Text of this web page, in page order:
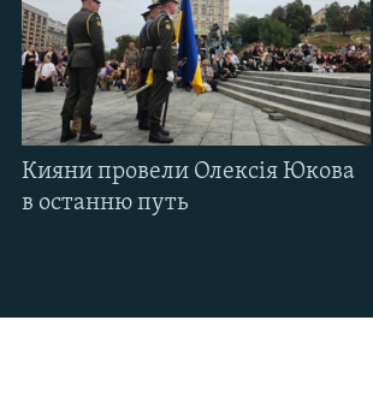
Кияни провели Олексія Юкова
в останню путь